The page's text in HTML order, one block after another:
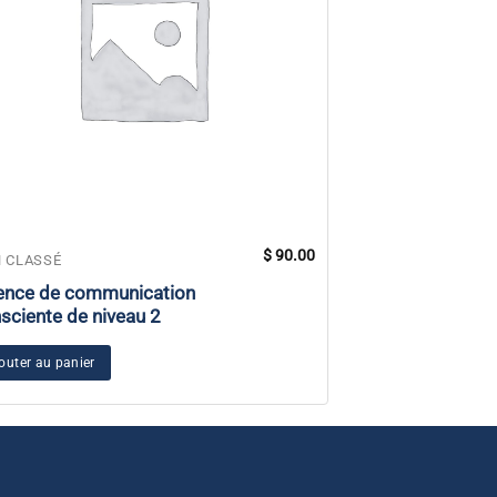
CLASSÉ
de communication
de niveau 2
$90.00
au panier